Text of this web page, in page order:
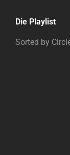
Die Playlist
Sorted by